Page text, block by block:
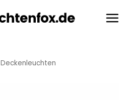
Deckenleuchten